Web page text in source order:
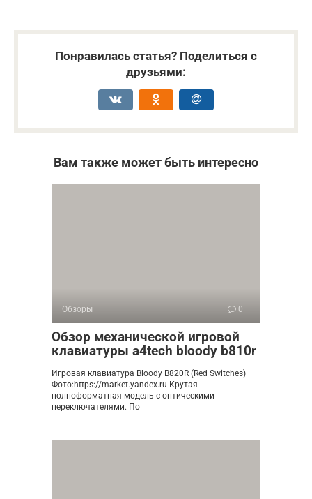
Понравилась статья? Поделиться с
друзьями:
Вам также может быть интересно
Обзоры 0
Обзор механической игровой
клавиатуры a4tech bloody b810r
Игровая клавиатура Bloody B820R (Red Switches) ​
Фото:https://market.yandex.ru Крутая
полноформатная модель с оптическими
переключателями. По